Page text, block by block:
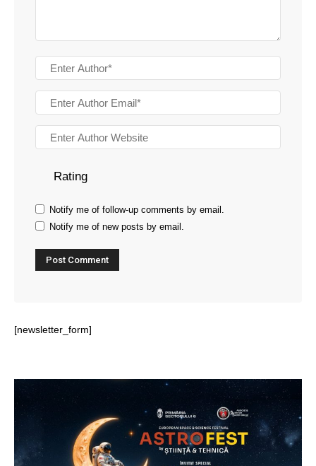
Rating
Notify me of follow-up comments by email.
Notify me of new posts by email.
[newsletter_form]